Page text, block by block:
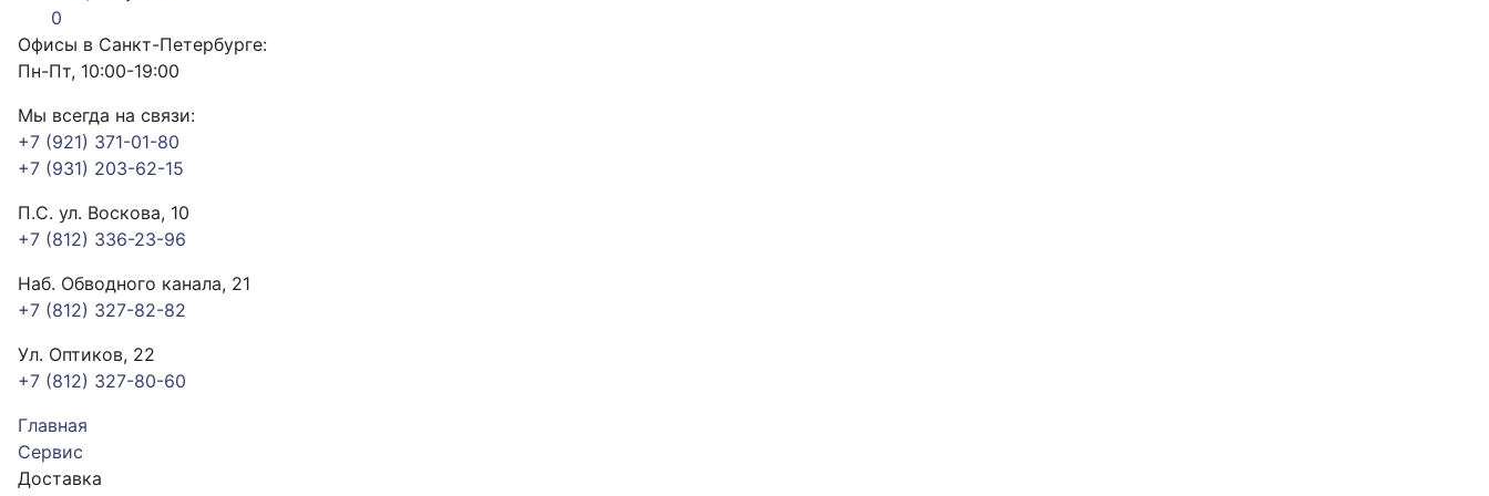
0
Офисы в Санкт-Петербурге:
Пн-Пт, 10:00-19:00
Мы всегда на связи:
+7 (921) 371-01-80
+7 (931) 203-62-15
П.С. ул. Воскова, 10
+7 (812) 336-23-96
Наб. Обводного канала, 21
+7 (812) 327-82-82
Ул. Оптиков, 22
+7 (812) 327-80-60
Главная
Сервис
Доставка